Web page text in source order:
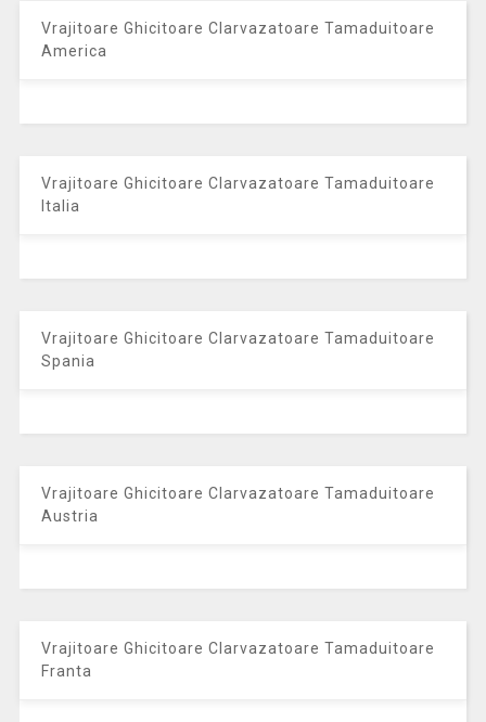
Vrajitoare Ghicitoare Clarvazatoare Tamaduitoare
America
Vrajitoare Ghicitoare Clarvazatoare Tamaduitoare
Italia
Vrajitoare Ghicitoare Clarvazatoare Tamaduitoare
Spania
Vrajitoare Ghicitoare Clarvazatoare Tamaduitoare
Austria
Vrajitoare Ghicitoare Clarvazatoare Tamaduitoare
Franta